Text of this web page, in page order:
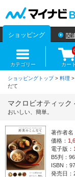
ショッピング 関
カテゴリー カート
ショッピングトップ> 料理 >
だて
マクロビオティック
おいしい、簡単。
著作者名
価格：
電子版：
B5判：
ISBN：
発売日：